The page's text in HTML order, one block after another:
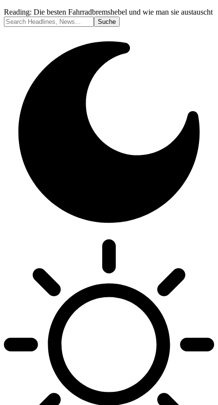
Reading: Die besten Fahrradbremshebel und wie man sie austauscht